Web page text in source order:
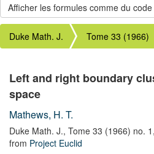
Duke Math. J. Tome 33 (1966)
Left and right boundary
space
Mathews, H. T.
Duke Math. J., Tome 33 (1966) no. 1,
from Project Euclid